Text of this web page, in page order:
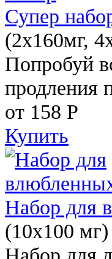
Супер
(2х160мг,
Попробуй
продления
от 158 Р
Купить
Набор для
(10х100 мг)